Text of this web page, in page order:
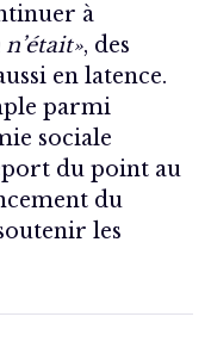
à
, des
en latence.
parmi
sociale
du point au
du
les